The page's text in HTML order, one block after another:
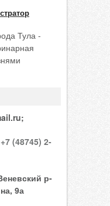
Тула -
+7 (48745) 2-
р-
9а